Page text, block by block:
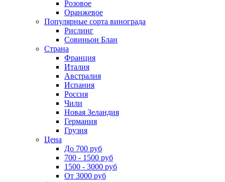
Розовое
Оранжевое
Популярные сорта винограда
Рислинг
Совиньон Блан
Страна
Франция
Италия
Австралия
Испания
Россия
Чили
Новая Зеландия
Германия
Грузия
Цена
До 700 руб
700 - 1500 руб
1500 - 3000 руб
От 3000 руб